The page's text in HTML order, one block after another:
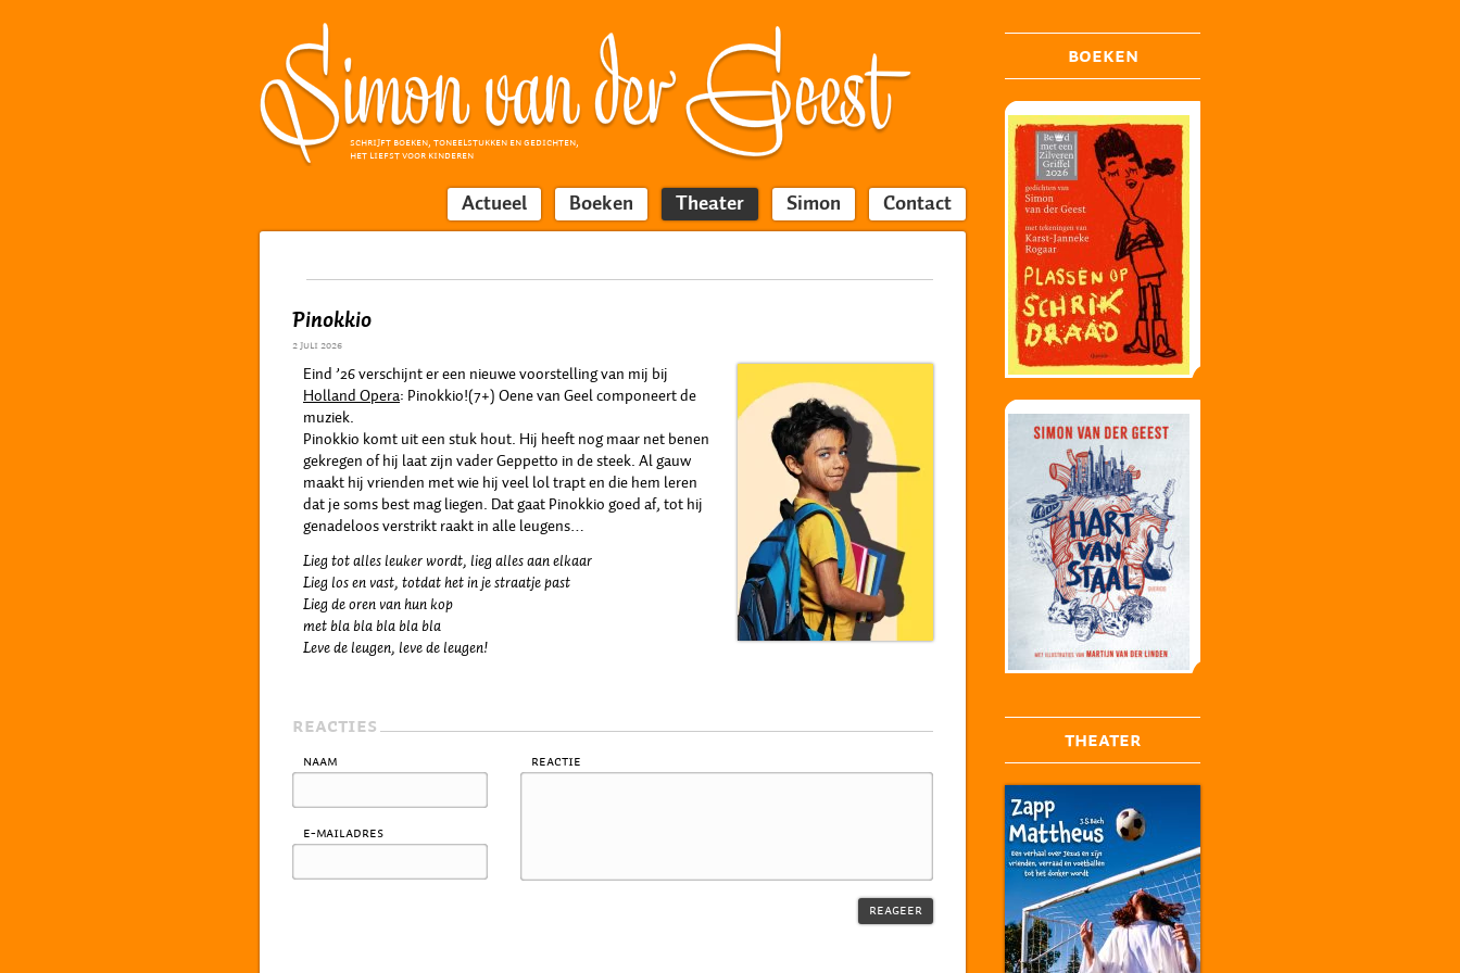
SCHRIJFT BOEKEN, TONEELSTUKKEN EN GEDICHTEN,
HET LIEFST VOOR KINDEREN
Actueel Boeken Theater Simon Contact
Pinokkio
2 juli 2026
Eind ’26 verschijnt er een nieuwe voorstelling van mij bij
Holland Opera: Pinokkio!(7+) Oene van Geel componeert de
muziek.
Pinokkio komt uit een stuk hout. Hij heeft nog maar net benen
gekregen of hij laat zijn vader Geppetto in de steek. Al gauw
maakt hij vrienden met wie hij veel lol trapt en die hem leren
dat je soms best mag liegen. Dat gaat Pinokkio goed af, tot hij
genadeloos verstrikt raakt in alle leugens…
Lieg tot alles leuker wordt, lieg alles aan elkaar
Lieg los en vast, totdat het in je straatje past
Lieg de oren van hun kop
met bla bla bla bla bla
Leve de leugen, leve de leugen!
REACTIES
Naam
E-mailadres
Reactie
BOEKEN
THEATER